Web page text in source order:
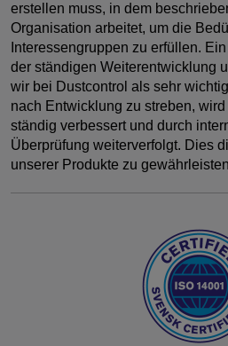
erstellen muss, in dem
Organisation arbeitet, um die
Interessengruppen zu erfüllen.
der ständigen Weiterentwicklung
wir bei Dustcontrol als sehr
nach Entwicklung zu streben,
ständig verbessert und durch
Überprüfung weiterverfolgt. Dies
unserer Produkte zu